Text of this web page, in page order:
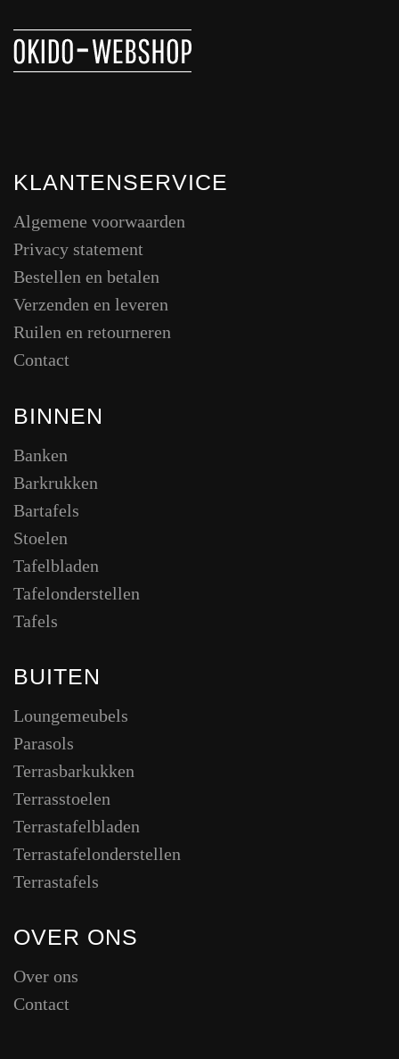
KLANTENSERVICE
Algemene voorwaarden
Privacy statement
Bestellen en betalen
Verzenden en leveren
Ruilen en retourneren
Contact
BINNEN
Banken
Barkrukken
Bartafels
Stoelen
Tafelbladen
Tafelonderstellen
Tafels
BUITEN
Loungemeubels
Parasols
Terrasbarkukken
Terrasstoelen
Terrastafelbladen
Terrastafelonderstellen
Terrastafels
OVER ONS
Over ons
Contact